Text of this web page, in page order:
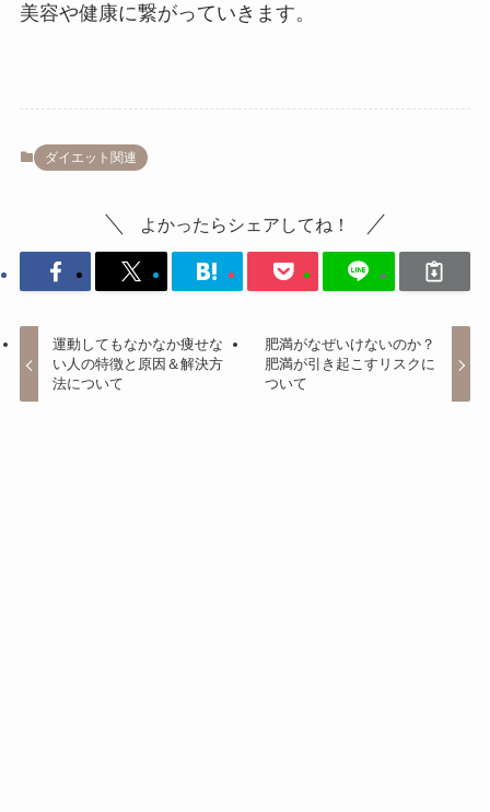
美容や健康に繋がっていきます。
ダイエット関連
よかったらシェアしてね！
運動してもなかなか痩せな
い人の特徴と原因＆解決方
法について
肥満がなぜいけないのか？
肥満が引き起こすリスクに
ついて